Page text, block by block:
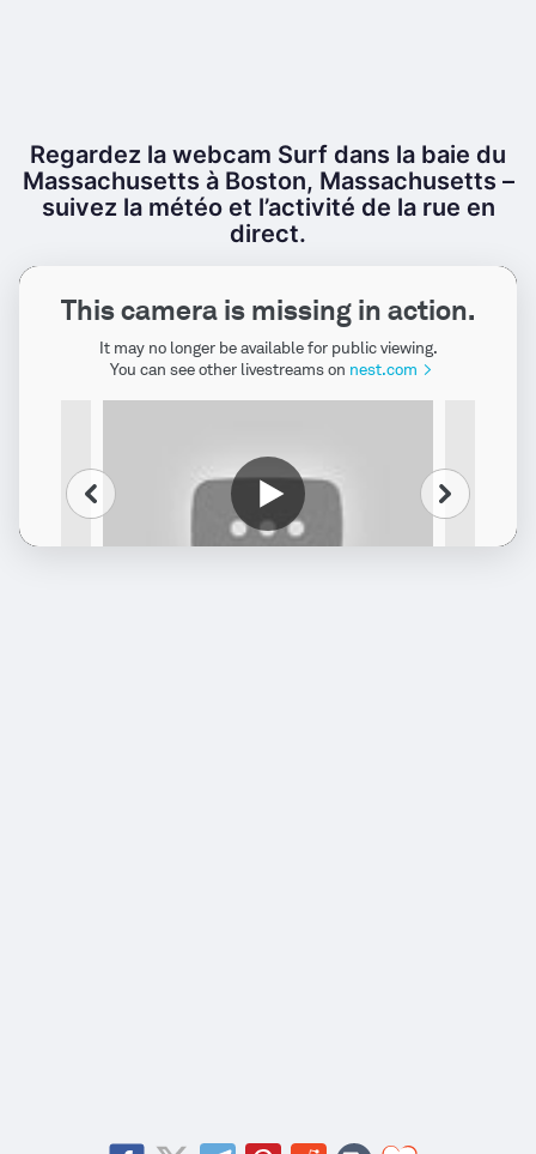
Regardez la webcam Surf dans la baie du
Massachusetts à Boston, Massachusetts –
suivez la météo et l’activité de la rue en
direct.